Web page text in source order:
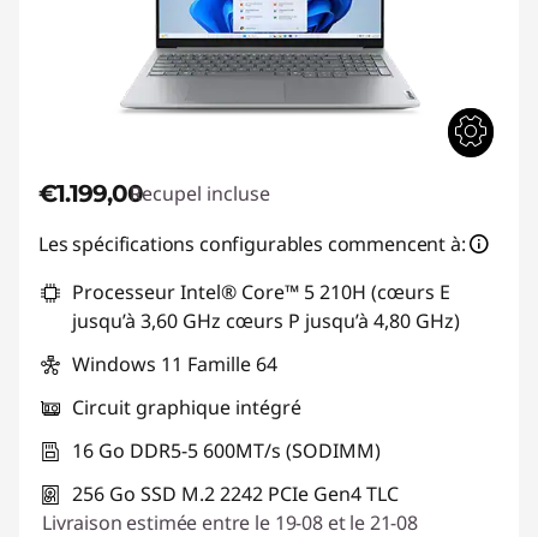
€1.199,00Recupel incluse
Les spécifications configurables commencent à:
Processeur Intel® Core™ 5 210H (cœurs E
jusqu’à 3,60 GHz cœurs P jusqu’à 4,80 GHz)
Windows 11 Famille 64
Circuit graphique intégré
16 Go DDR5-5 600MT/s (SODIMM)
256 Go SSD M.2 2242 PCIe Gen4 TLC
Livraison estimée entre le 19-08 et le 21-08